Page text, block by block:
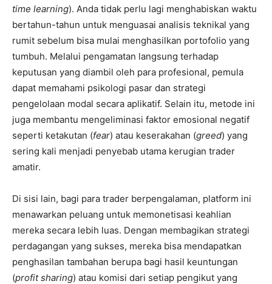
time learning). Anda tidak perlu lagi menghabiskan waktu
bertahun-tahun untuk menguasai analisis teknikal yang
rumit sebelum bisa mulai menghasilkan portofolio yang
tumbuh. Melalui pengamatan langsung terhadap
keputusan yang diambil oleh para profesional, pemula
dapat memahami psikologi pasar dan strategi
pengelolaan modal secara aplikatif. Selain itu, metode ini
juga membantu mengeliminasi faktor emosional negatif
seperti ketakutan (fear) atau keserakahan (greed) yang
sering kali menjadi penyebab utama kerugian trader
amatir.
Di sisi lain, bagi para trader berpengalaman, platform ini
menawarkan peluang untuk memonetisasi keahlian
mereka secara lebih luas. Dengan membagikan strategi
perdagangan yang sukses, mereka bisa mendapatkan
penghasilan tambahan berupa bagi hasil keuntungan
(profit sharing) atau komisi dari setiap pengikut yang